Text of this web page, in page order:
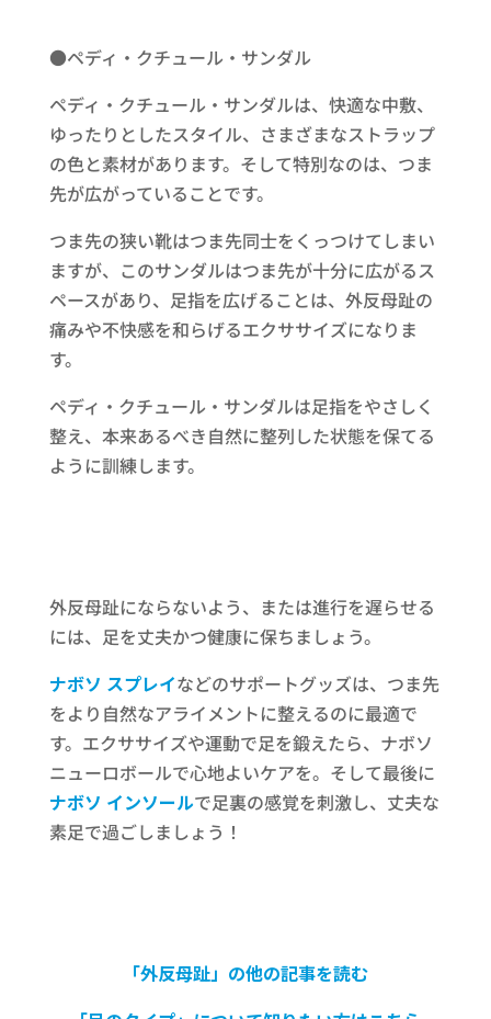
●ペディ・クチュール・サンダル
ペディ・クチュール・サンダルは、快適な中敷、
ゆったりとしたスタイル、さまざまなストラップ
の色と素材があります。そして特別なのは、つま
先が広がっていることです。
つま先の狭い靴はつま先同士をくっつけてしまい
ますが、このサンダルはつま先が十分に広がるス
ペースがあり、足指を広げることは、外反母趾の
痛みや不快感を和らげるエクササイズになりま
す。
ペディ・クチュール・サンダルは足指をやさしく
整え、本来あるべき自然に整列した状態を保てる
ように訓練します。
外反母趾にならないよう、または進行を遅らせる
には、足を丈夫かつ健康に保ちましょう。
ナボソ スプレイなどのサポートグッズは、つま先
をより自然なアライメントに整えるのに最適で
す。エクササイズや運動で足を鍛えたら、ナボソ
ニューロボールで心地よいケアを。そして最後に
ナボソ インソールで足裏の感覚を刺激し、丈夫な
素足で過ごしましょう！
「外反母趾」の他の記事を読む